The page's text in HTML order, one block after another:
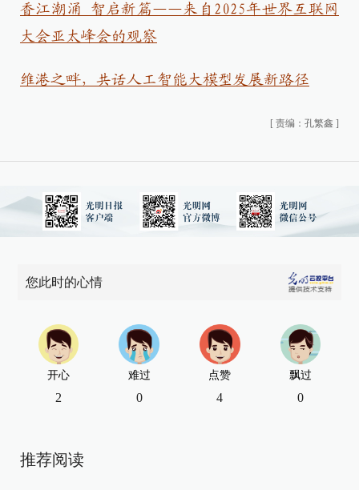
香江潮涌 智启新篇——来自2025年世界互联网
大会亚太峰会的观察
维港之畔，共话人工智能大模型发展新路径
[ 责编：孔繁鑫 ]
您此时的心情
开心
2
难过
0
点赞
4
飘过
0
推荐阅读